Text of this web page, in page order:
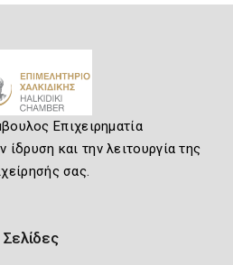
Επιχειρηματία
και την λειτουργία της
σας.
Σελίδες